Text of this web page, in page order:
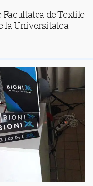
de Textile
la Universitatea